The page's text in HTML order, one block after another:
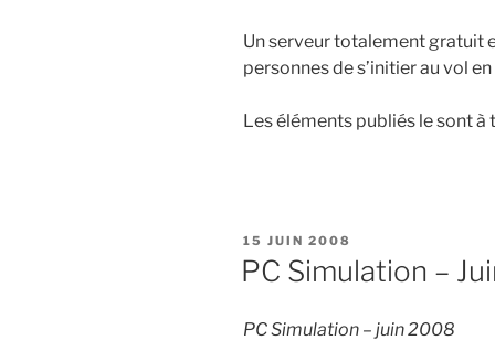
Un serveur totalement gratuit
personnes de s’initier au vol
Les éléments publiés le sont à
PUBLIÉ
LE
15 JUIN 2008
PC Simulation –
PC Simulation – juin 2008